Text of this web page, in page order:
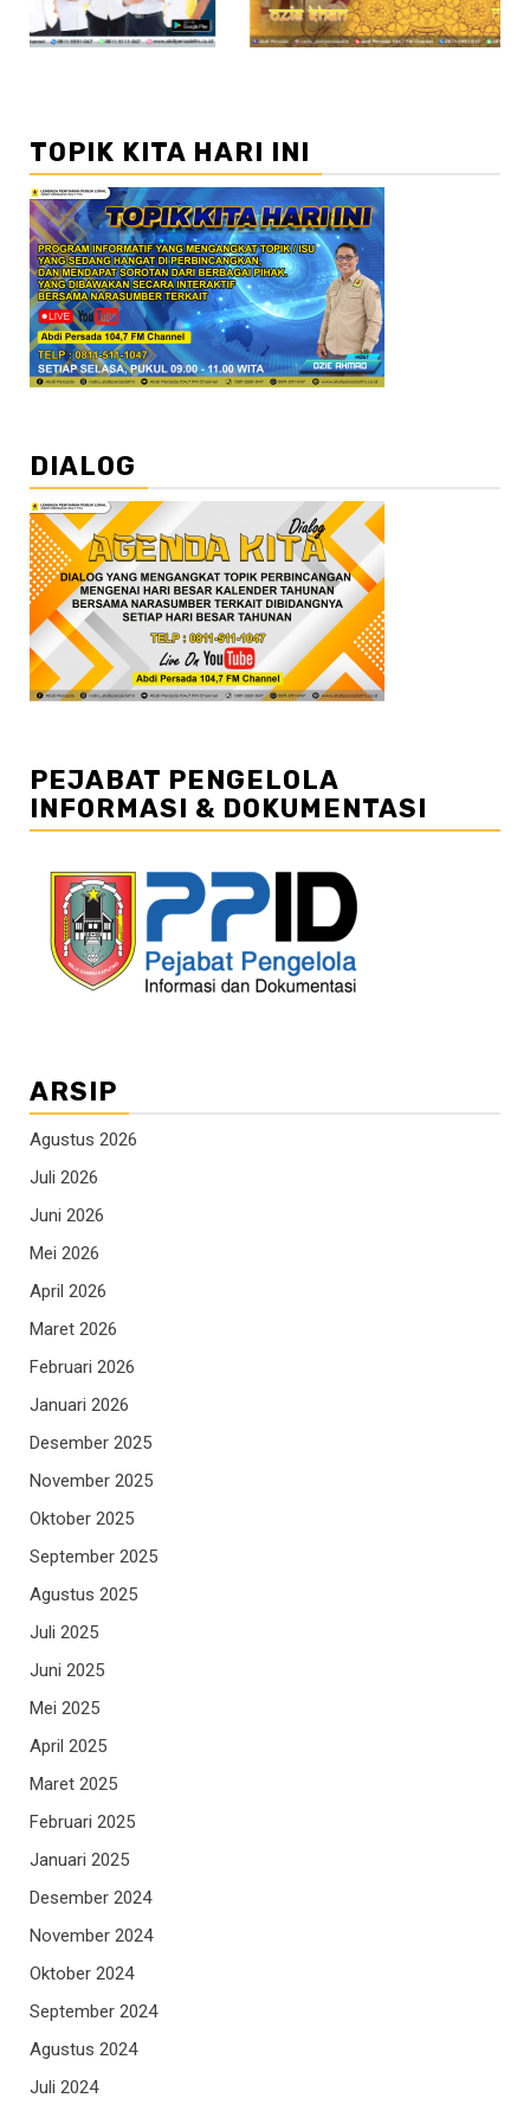
TOPIK KITA HARI INI
DIALOG
PEJABAT PENGELOLA
INFORMASI & DOKUMENTASI
ARSIP
Agustus 2026
Juli 2026
Juni 2026
Mei 2026
April 2026
Maret 2026
Februari 2026
Januari 2026
Desember 2025
November 2025
Oktober 2025
September 2025
Agustus 2025
Juli 2025
Juni 2025
Mei 2025
April 2025
Maret 2025
Februari 2025
Januari 2025
Desember 2024
November 2024
Oktober 2024
September 2024
Agustus 2024
Juli 2024